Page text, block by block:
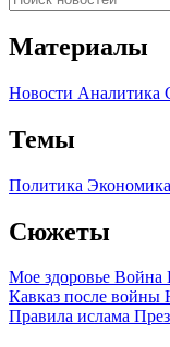
Материалы
Новости Аналитика
Темы
Политика Экономика
Сюжеты
Мое здоровье Война
Кавказ после войны
Правила ислама